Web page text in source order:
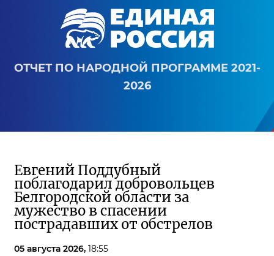
ОТЧЕТ ПО НАРОДНОЙ ПРОГРАММЕ 2021-
2026
Евгений Поддубный
поблагодарил добровольцев
Белгородской области за
мужество в спасении
пострадавших от обстрелов
05 августа 2026, 18:55